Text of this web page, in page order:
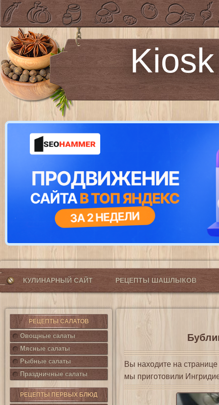
КУЛИНАРНЫЙ САЙТ РЕЦЕПТЫ ШАШЛЫКОВ
РЕЦЕПТЫ САЛАТОВ
Овощные салаты
Мясные салаты
Рыбные салаты
Праздничные салаты
РЕЦЕПТЫ ПЕРВЫХ БЛЮД
Вы находите на странице
мы приготовили